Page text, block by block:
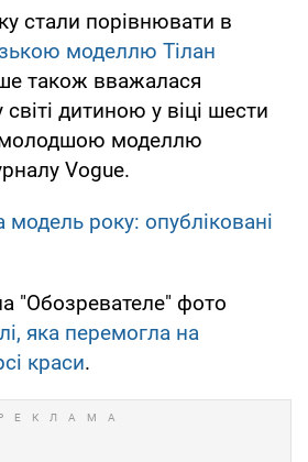
стали порівнювати в
моделлю Тілан
також вважалася
дитиною у віці шести
моделлю
Vogue.
модель року: опубліковані
"Обозревателе" фото
яка перемогла на
краси.